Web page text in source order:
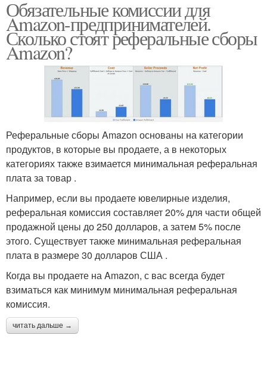
Обязательные комиссии для
Amazon-предпринимателей.
Сколько стоят реферальные сборы
Amazon?
Реферальные сборы Amazon основаны на категории
продуктов, в которые вы продаете, а в некоторых
категориях также взимается минимальная реферальная
плата за товар .
Например, если вы продаете ювелирные изделия,
реферальная комиссия составляет 20% для части общей
продажной цены до 250 долларов, а затем 5% после
этого. Существует также минимальная реферальная
плата в размере 30 долларов США .
Когда вы продаете на Amazon, с вас всегда будет
взиматься как минимум минимальная реферальная
комиссия.
читать дальше →